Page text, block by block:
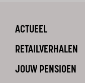
ACTUEEL
RETAILVERHALEN
JOUW PENSIOEN